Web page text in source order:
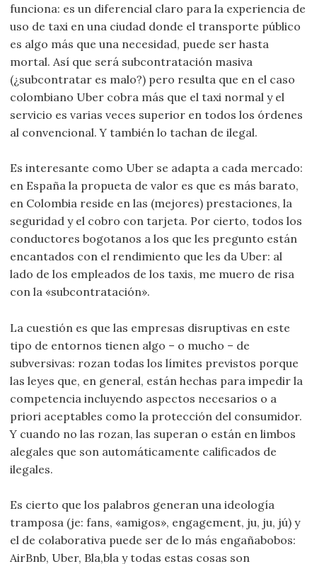
funciona: es un diferencial claro para la experiencia de
uso de taxi en una ciudad donde el transporte público
es algo más que una necesidad, puede ser hasta
mortal. Así que será subcontratación masiva
(¿subcontratar es malo?) pero resulta que en el caso
colombiano Uber cobra más que el taxi normal y el
servicio es varias veces superior en todos los órdenes
al convencional. Y también lo tachan de ilegal.
Es interesante como Uber se adapta a cada mercado:
en España la propueta de valor es que es más barato,
en Colombia reside en las (mejores) prestaciones, la
seguridad y el cobro con tarjeta. Por cierto, todos los
conductores bogotanos a los que les pregunto están
encantados con el rendimiento que les da Uber: al
lado de los empleados de los taxis, me muero de risa
con la «subcontratación».
La cuestión es que las empresas disruptivas en este
tipo de entornos tienen algo – o mucho – de
subversivas: rozan todas los límites previstos porque
las leyes que, en general, están hechas para impedir la
competencia incluyendo aspectos necesarios o a
priori aceptables como la protección del consumidor.
Y cuando no las rozan, las superan o están en limbos
alegales que son automáticamente calificados de
ilegales.
Es cierto que los palabros generan una ideología
tramposa (je: fans, «amigos», engagement, ju, ju, jú) y
el de colaborativa puede ser de lo más engañabobos:
AirBnb, Uber, Bla,bla y todas estas cosas son